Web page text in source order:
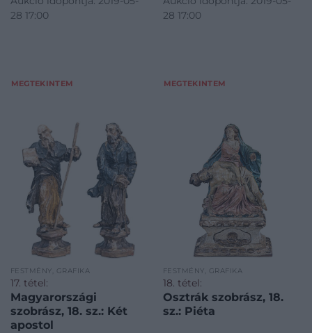
28 17:00
MEGTEKINTEM
28 17:00
MEGTEKINTEM
FESTMÉNY, GRAFIKA
17. tétel:
Magyarországi
szobrász, 18. sz.: Két
apostol
FESTMÉNY, GRAFIKA
18. tétel:
Osztrák szobrász, 18.
sz.: Piéta